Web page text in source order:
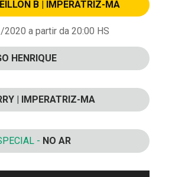
B | IMPERATRIZ-MA
a partir da 20:00 HS
HENRIQUE
| IMPERATRIZ-MA
- NO AR